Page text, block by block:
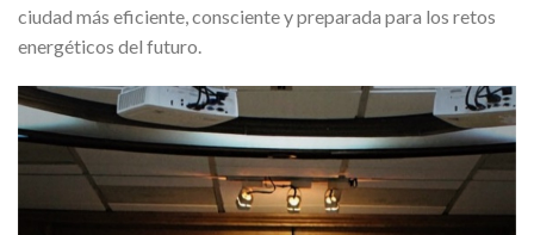
ciudad más eficiente, consciente y preparada para los retos
energéticos del futuro.